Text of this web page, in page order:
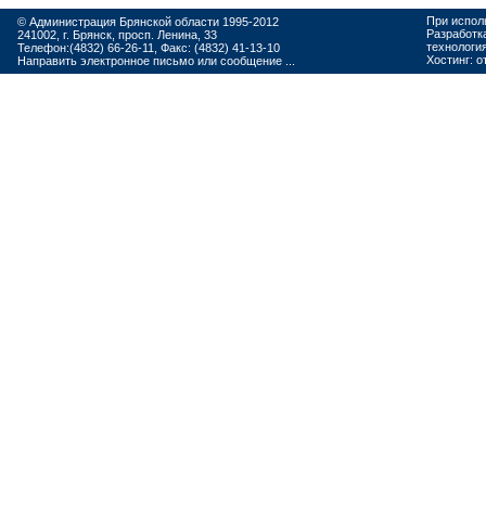
© Администрация Брянской области 1995-2012
241002, г. Брянск, просп. Ленина, 33
Телефон:(4832) 66-26-11, Факс: (4832) 41-13-10
Направить электронное письмо или сообщение ...
При
Хостинг: